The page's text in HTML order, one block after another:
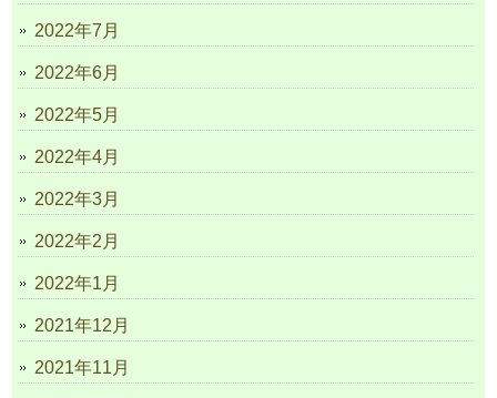
2022年7月
2022年6月
2022年5月
2022年4月
2022年3月
2022年2月
2022年1月
2021年12月
2021年11月